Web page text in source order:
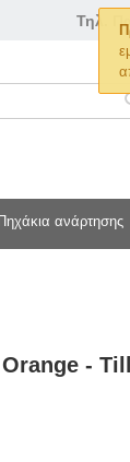
Τηλ.
Πηχάκια ανάρτησης
-